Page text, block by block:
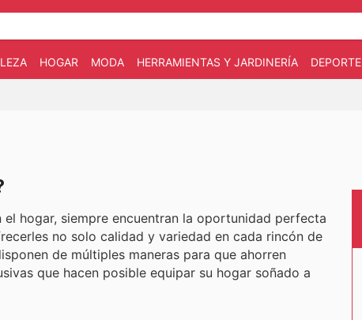
HOGAR MODA HERRAMIENTAS Y JARDINERÍA DEPORTE
hogar, siempre encuentran la oportunidad perfecta
no solo calidad y variedad en cada rincón de
de múltiples maneras para que ahorren
que hacen posible equipar su hogar soñado a